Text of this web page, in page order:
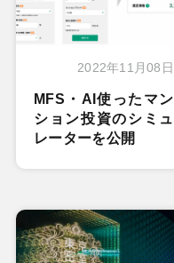
2022年11月08日
MFS・AI使ったマン
ション投資のシミュ
レーターを公開